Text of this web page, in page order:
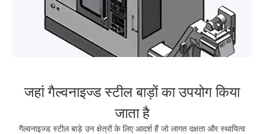
जहां गैल्वनाइज्ड स्टील बाड़ों का उपयोग किया
जाता है
गैल्वनाइज्ड स्टील बाड़े उन क्षेत्रों के लिए आदर्श हैं जो लागत दक्षता और स्थायित्व